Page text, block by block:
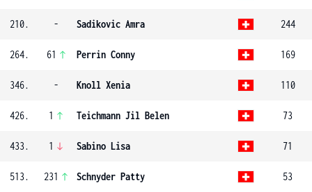
210. - Sadikovic Amra 244
264. 61 Perrin Conny 169
346. - Knoll Xenia 110
426. 1 Teichmann Jil Belen 73
433. 1 Sabino Lisa 71
513. 231 Schnyder Patty 53